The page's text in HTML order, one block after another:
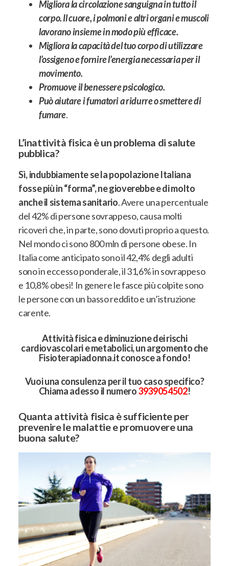
Migliora la circolazione sanguigna in tutto il
corpo. Il cuore, i polmoni e altri organi e muscoli
lavorano insieme in modo più efficace.
Migliora la capacità del tuo corpo di utilizzare
l’ossigeno e fornire l’energia necessaria per il
movimento.
Promuove il benessere psicologico.
Può aiutare i fumatori a ridurre o smettere di
fumare.
L’inattività fisica è un problema di salute
pubblica?
Sì, indubbiamente se la popolazione Italiana
fosse più in “forma”, ne gioverebbe e di molto
anche il sistema sanitario. Avere una percentuale
del 42% di persone sovrappeso, causa molti
ricoveri che, in parte, sono dovuti proprio a questo.
Nel mondo ci sono 800 mln di persone obese. In
Italia come anticipato sono il 42,4% degli adulti
sono in eccesso ponderale, il 31,6% in sovrappeso
e 10,8% obesi! In genere le fasce più colpite sono
le persone con un basso reddito e un’istruzione
carente.
Attività fisica e diminuzione dei rischi
cardiovascolari e metabolici, un argomento che
Fisioterapiadonna.it conosce a fondo!
Vuoi una consulenza per il tuo caso specifico?
Chiama adesso il numero3939054502!
Quanta attività fisica è sufficiente per
prevenire le malattie e promuovere una
buona salute?